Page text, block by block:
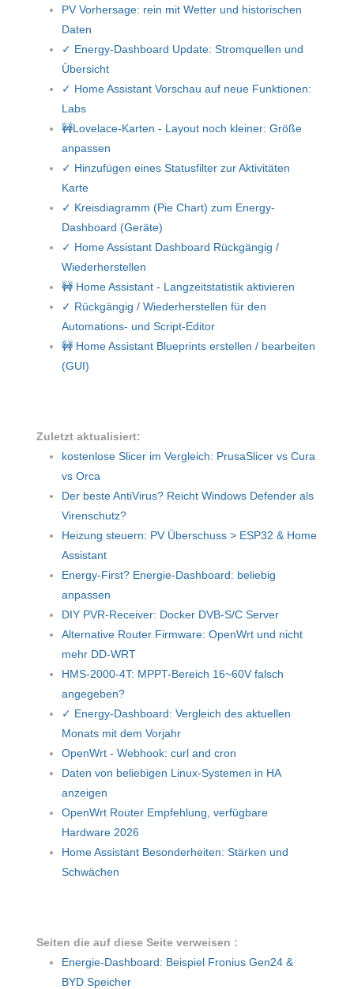
PV Vorhersage: rein mit Wetter und historischen
Daten
✓ Energy-Dashboard Update: Stromquellen und
Übersicht
✓ Home Assistant Vorschau auf neue Funktionen:
Labs
🚧Lovelace-Karten - Layout noch kleiner: Größe
anpassen
✓ Hinzufügen eines Statusfilter zur Aktivitäten
Karte
✓ Kreisdiagramm (Pie Chart) zum Energy-
Dashboard (Geräte)
✓ Home Assistant Dashboard Rückgängig /
Wiederherstellen
🚧 Home Assistant - Langzeitstatistik aktivieren
✓ Rückgängig / Wiederherstellen für den
Automations- und Script-Editor
🚧 Home Assistant Blueprints erstellen / bearbeiten
(GUI)
Zuletzt aktualisiert:
kostenlose Slicer im Vergleich: PrusaSlicer vs Cura
vs Orca
Der beste AntiVirus? Reicht Windows Defender als
Virenschutz?
Heizung steuern: PV Überschuss > ESP32 & Home
Assistant
Energy-First? Energie-Dashboard: beliebig
anpassen
DIY PVR-Receiver: Docker DVB-S/C Server
Alternative Router Firmware: OpenWrt und nicht
mehr DD-WRT
HMS-2000-4T: MPPT-Bereich 16~60V falsch
angegeben?
✓ Energy-Dashboard: Vergleich des aktuellen
Monats mit dem Vorjahr
OpenWrt - Webhook: curl and cron
Daten von beliebigen Linux-Systemen in HA
anzeigen
OpenWrt Router Empfehlung, verfügbare
Hardware 2026
Home Assistant Besonderheiten: Stärken und
Schwächen
Seiten die auf diese Seite verweisen :
Energie-Dashboard: Beispiel Fronius Gen24 &
BYD Speicher